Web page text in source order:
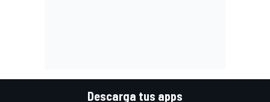
Descarga tus apps